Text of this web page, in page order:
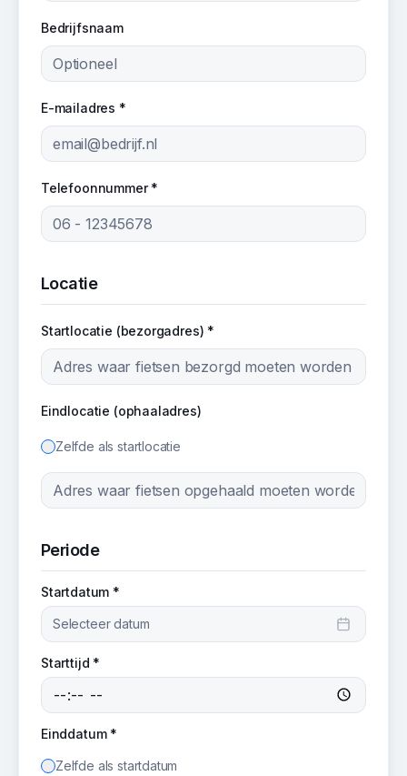
Bedrijfsnaam
E-mailadres *
Telefoonnummer *
Locatie
Startlocatie (bezorgadres) *
Eindlocatie (ophaaladres)
Zelfde als startlocatie
Periode
Startdatum *
Selecteer datum
Starttijd *
Einddatum *
Zelfde als startdatum